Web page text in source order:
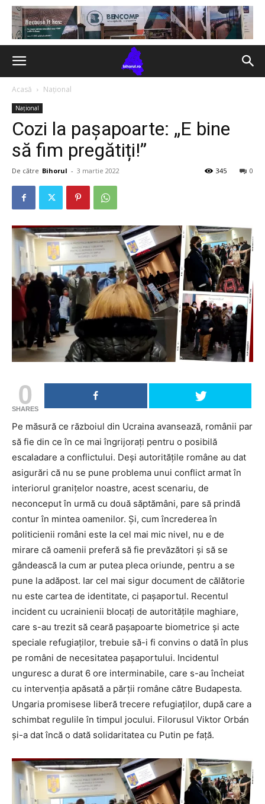
Acasă Național
Național
Cozi la pașapoarte: „E bine
să fim pregătiți!”
De către Bihorul - 3 martie 2022 0
345
0
SHARES
Pe măsură ce războiul din Ucraina avansează, românii par
să fie din ce în ce mai îngrijorați pentru o posibilă
escaladare a conflictului. Deși autoritățile române au dat
asigurări că nu se pune problema unui conflict armat în
interiorul granițelor noastre, acest scenariu, de
neconceput în urmă cu două săptămâni, pare să prindă
contur în mintea oamenilor. Și, cum încrederea în
politicienii români este la cel mai mic nivel, nu e de
mirare că oamenii preferă să fie prevăzători și să se
gândească la cum ar putea pleca oriunde, pentru a se
pune la adăpost. Iar cel mai sigur document de călătorie
nu este cartea de identitate, ci pașaportul. Recentul
incident cu ucrainienii blocați de autoritățile maghiare,
care s-au trezit să ceară pașapoarte biometrice și acte
speciale refugiaților, trebuie să-i fi convins o dată în plus
pe români de necesitatea pașaportului. Incidentul
unguresc a durat 6 ore interminabile, care s-au încheiat
cu intervenția apăsată a părții române către Budapesta.
Ungaria promisese liberă trecere refugiaților, după care a
schimbat regulile în timpul jocului. Filorusul Viktor Orbán
și-a dat încă o dată solidaritatea cu Putin pe față.